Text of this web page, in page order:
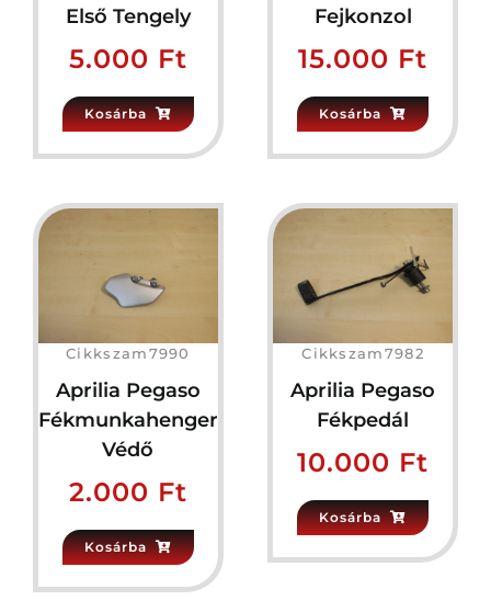
Első Tengely
5.000 Ft
Kosárba
Fejkonzol
15.000 Ft
Kosárba
Cikkszam7990
Aprilia Pegaso
Fékmunkahenger
Védő
2.000 Ft
Kosárba
Cikkszam7982
Aprilia Pegaso
Fékpedál
10.000 Ft
Kosárba